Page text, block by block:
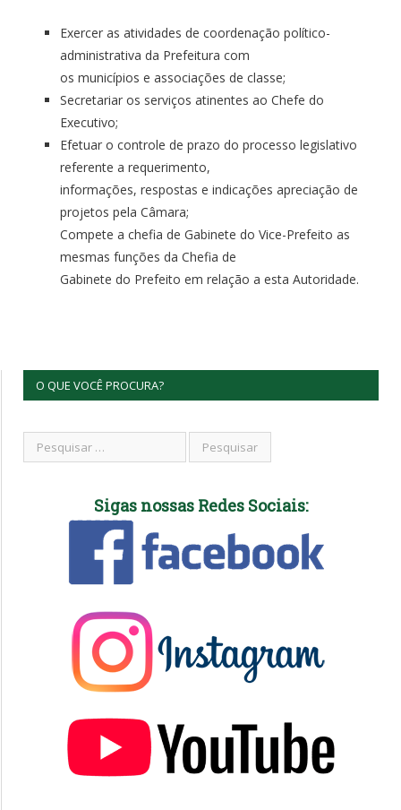
Exercer as atividades de coordenação político-
administrativa da Prefeitura com
os municípios e associações de classe;
Secretariar os serviços atinentes ao Chefe do
Executivo;
Efetuar o controle de prazo do processo legislativo
referente a requerimento,
informações, respostas e indicações apreciação de
projetos pela Câmara;
Compete a chefia de Gabinete do Vice-Prefeito as
mesmas funções da Chefia de
Gabinete do Prefeito em relação a esta Autoridade.
O QUE VOCÊ PROCURA?
Sigas nossas Redes Sociais: